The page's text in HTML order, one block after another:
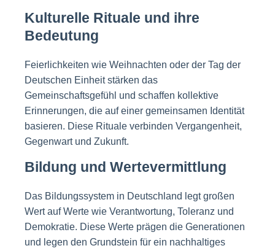
Kulturelle Rituale und ihre
Bedeutung
Feierlichkeiten wie Weihnachten oder der Tag der
Deutschen Einheit stärken das
Gemeinschaftsgefühl und schaffen kollektive
Erinnerungen, die auf einer gemeinsamen Identität
basieren. Diese Rituale verbinden Vergangenheit,
Gegenwart und Zukunft.
Bildung und Wertevermittlung
Das Bildungssystem in Deutschland legt großen
Wert auf Werte wie Verantwortung, Toleranz und
Demokratie. Diese Werte prägen die Generationen
und legen den Grundstein für ein nachhaltiges